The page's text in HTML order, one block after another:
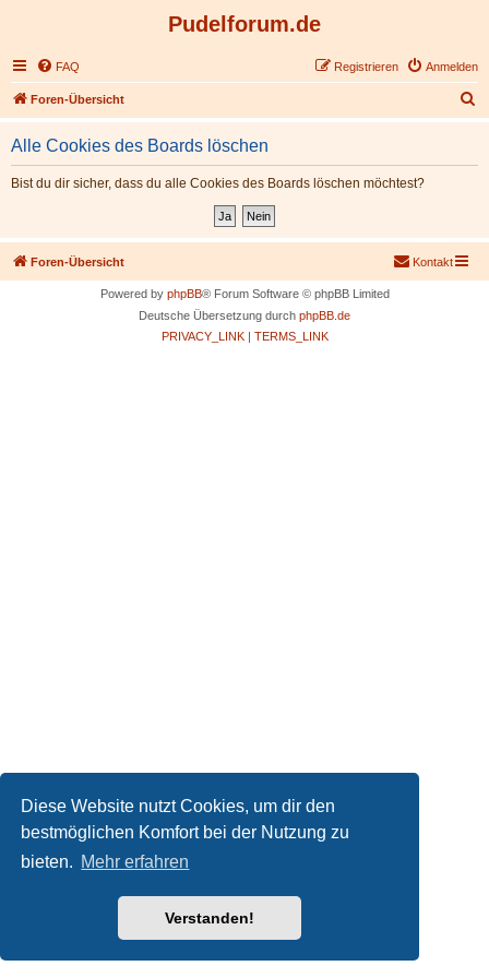
Diese Website nutzt Cookies, um dir den
bestmöglichen Komfort bei der Nutzung zu
bieten. Mehr erfahren
Verstanden!
Pudelforum.de
FAQ Anmelden
Registrieren
Foren-Übersicht
u
Alle Cookies des Boards löschen
Bist du dir sicher, dass du alle Cookies des Boards löschen möchtest?
Foren-Übersicht Kontakt
Powered by phpBB® Forum Software © phpBB Limited
Deutsche Übersetzung durch phpBB.de
PRIVACY_LINK| TERMS_LINK